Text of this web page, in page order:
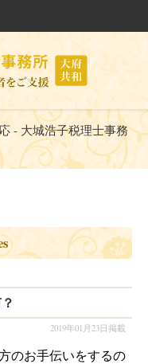
- 大城浩子税理士事務
2019年01月23日掲載
のお手伝いをするの